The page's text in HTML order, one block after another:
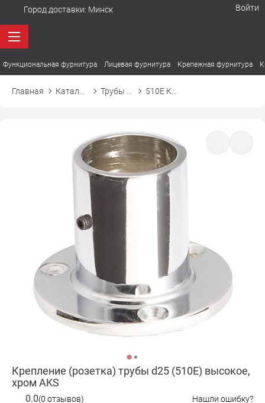
Город доставки: Минск Войти
Функциональная фурнитура Лицевая фурнитура Крепежная фурнитура
Главная
Крепление (розетка) трубы d25 (510Е) высокое,
хром AKS
0.0(0 отзывов) Нашли ошибку?